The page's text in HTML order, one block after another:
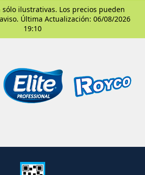
sólo ilustrativas. Los precios pueden
Última Actualización: 06/08/2026
19:10